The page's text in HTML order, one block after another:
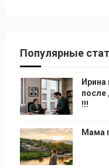
Популярные
Ирина
после
!!!
Мама